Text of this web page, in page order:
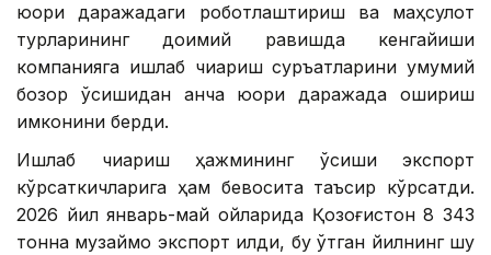
юқори даражадаги роботлаштириш ва маҳсулот
турларининг доимий равишда кенгайиши
компанияга ишлаб чиқариш суръатларини умумий
бозор ўсишидан анча юқори даражада ошириш
имконини берди.
Ишлаб чиқариш ҳажмининг ўсиши экспорт
кўрсаткичларига ҳам бевосита таъсир кўрсатди.
2026 йил январь-май ойларида Қозоғистон 8 343
тонна музқаймоқ экспорт қилди, бу ўтган йилнинг шу